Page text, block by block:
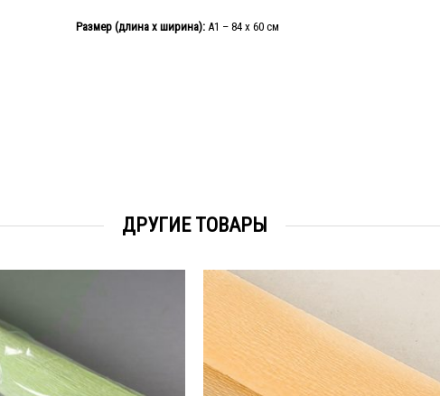
Размер (длина х ширина):А1 – 84 х 60 см
ДРУГИЕ ТОВАРЫ